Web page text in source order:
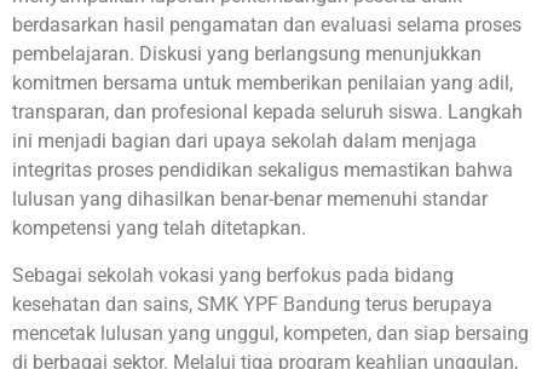
berdasarkan hasil pengamatan dan evaluasi selama proses
pembelajaran. Diskusi yang berlangsung menunjukkan
komitmen bersama untuk memberikan penilaian yang adil,
transparan, dan profesional kepada seluruh siswa. Langkah
ini menjadi bagian dari upaya sekolah dalam menjaga
integritas proses pendidikan sekaligus memastikan bahwa
lulusan yang dihasilkan benar-benar memenuhi standar
kompetensi yang telah ditetapkan.
Sebagai sekolah vokasi yang berfokus pada bidang
kesehatan dan sains, SMK YPF Bandung terus berupaya
mencetak lulusan yang unggul, kompeten, dan siap bersaing
di berbagai sektor. Melalui tiga program keahlian unggulan,